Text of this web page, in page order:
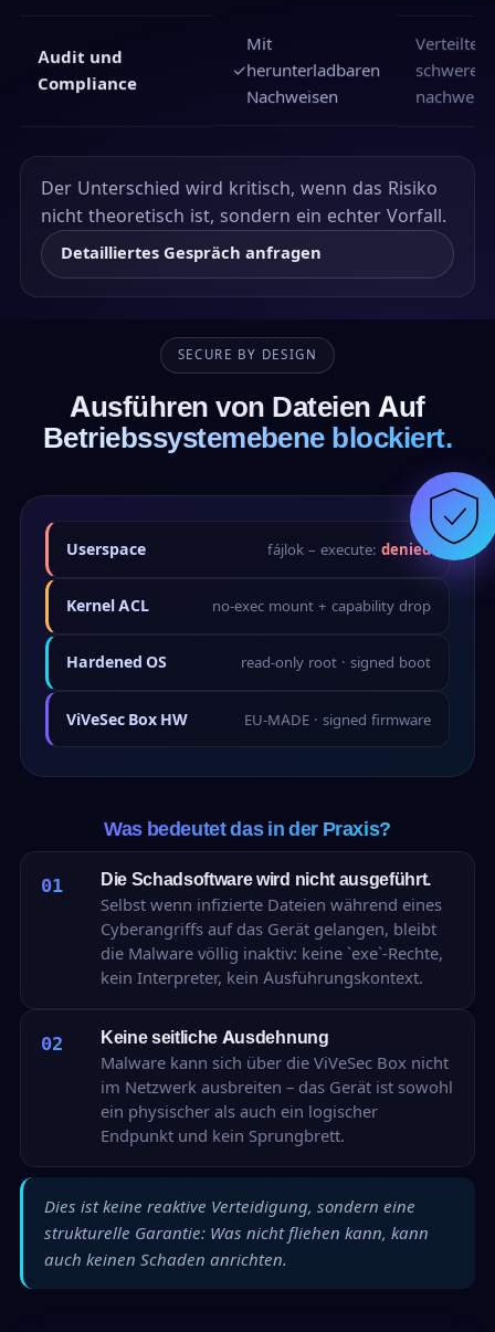
Audit und
Compliance
✓
Mit
herunterladbaren
Nachweisen
Verteilte
schwerer
Der Unterschied wird kritisch, wenn das Risiko
nicht theoretisch ist, sondern ein echter Vorfall.
Detailliertes Gespräch anfragen
SECURE BY DESIGN
Ausführen von DateienAuf
Betriebssystemebene blockiert.
Userspace fájlok – execute: denied
Kernel ACL no-exec mount + capability drop
Hardened OS read-only root · signed boot
ViVeSec Box HW EU-MADE · signed firmware
Was bedeutet das in der Praxis?
01 Die Schadsoftware wird nicht ausgeführt.
Selbst wenn infizierte Dateien während eines
Cyberangriffs auf das Gerät gelangen, bleibt
die Malware völlig inaktiv: keine `exe`-Rechte,
kein Interpreter, kein Ausführungskontext.
02 Keine seitliche Ausdehnung
Malware kann sich über die ViVeSec Box nicht
im Netzwerk ausbreiten – das Gerät ist sowohl
ein physischer als auch ein logischer
Endpunkt und kein Sprungbrett.
Dies ist keine reaktive Verteidigung, sondern eine
strukturelle Garantie: Was nicht fliehen kann, kann
auch keinen Schaden anrichten.